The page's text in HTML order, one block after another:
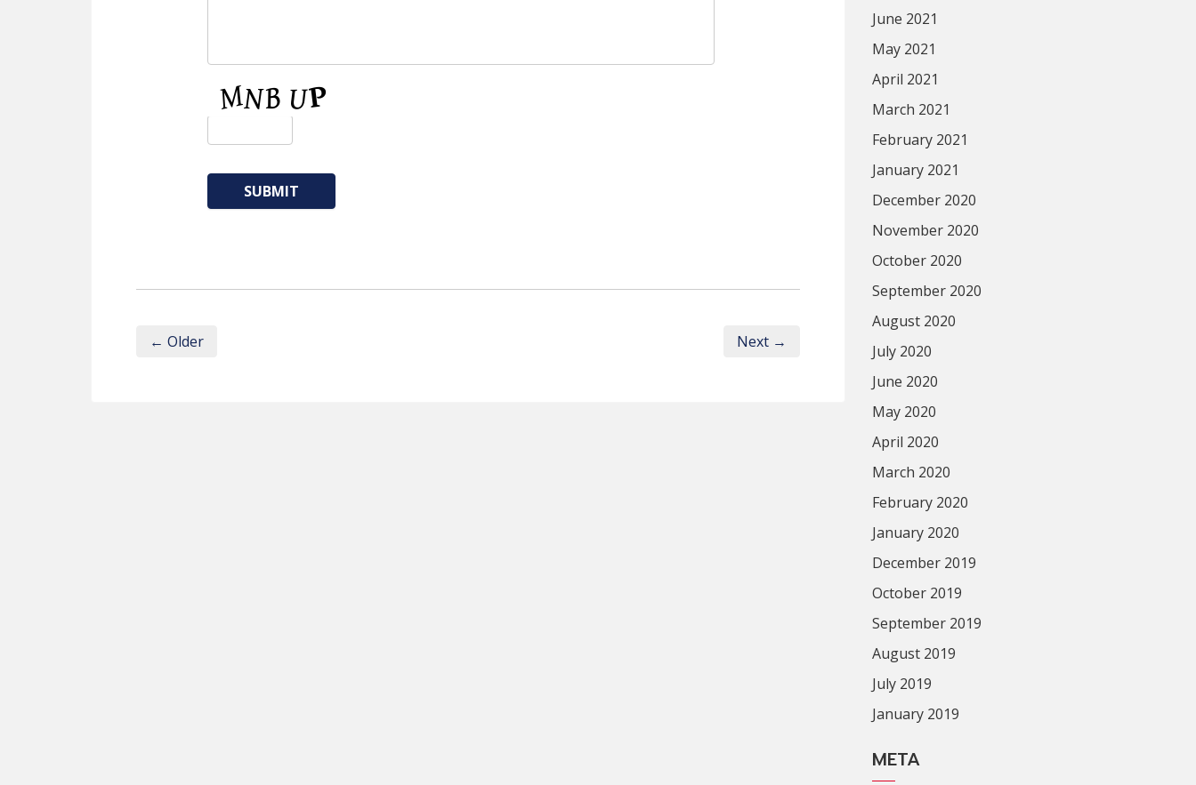
CAPTCHA
← Older Next →
June 2021
May 2021
April 2021
March 2021
February 2021
January 2021
December 2020
November 2020
October 2020
September 2020
August 2020
July 2020
June 2020
May 2020
April 2020
March 2020
February 2020
January 2020
December 2019
October 2019
September 2019
August 2019
July 2019
January 2019
META